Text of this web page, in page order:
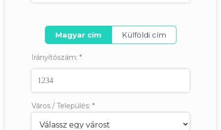
Magyar cím Külföldi cím
Irányítószám: *
Város / Település: *